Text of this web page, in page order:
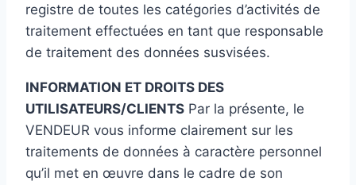
registre de toutes les catégories d’activités de
traitement effectuées en tant que responsable
de traitement des données susvisées.
INFORMATION ET DROITS DES
UTILISATEURS/CLIENTS Par la présente, le
VENDEUR vous informe clairement sur les
traitements de données à caractère personnel
qu’il met en œuvre dans le cadre de son